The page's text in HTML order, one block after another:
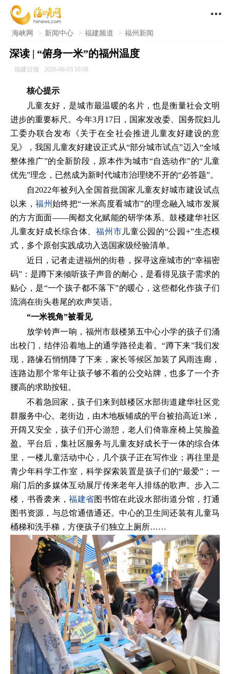

海峡网 > 新闻中心 > 福建频道 > 福州新闻
深读 | “俯身一米”的福州温度
福建日报 2026-06-03 10:08
核心提示
儿童友好，是城市最温暖的名片，也是衡量社会文明
进步的重要标尺。今年3月17日，国家发改委、国务院妇儿
工委办联合发布《关于在全社会推进儿童友好建设的意
见》，我国儿童友好建设正式从“部分城市试点”迈入“全域
整体推广”的全新阶段，原本作为城市“自选动作”的“儿童
优先”理念，已然成为新时代城市治理绕不开的“必答题”。
自2022年被列入全国首批国家儿童友好城市建设试点
以来，福州始终把“一米高度看城市”的理念融入城市发展
的方方面面——闽都文化赋能的研学体系、鼓楼建华社区
儿童友好成长综合体、福州市 儿童公园的“公园+”生态模
式，多个原创实践成功入选国家级经验清单。
近日，记者走进福州的街巷，探寻这座城市的“幸福密
码”：是蹲下来倾听孩子声音的耐心，是看得见孩子需求的
贴心，是“一个孩子都不落下”的暖心，这些都化作孩子们
流淌在街头巷尾的欢声笑语。
“一米视角”被看见
放学铃声一响，福州市鼓楼第五中心小学的孩子们涌
出校门，结伴沿着地上的通学路径走着。“蹲下来”我们发
现，路缘石悄悄降了下来，家长等候区加装了风雨连廊，
连路边那个常年让孩子够不着的公交站牌，也多了一个齐
腰高的求助按钮。
不着急回家，孩子们来到鼓楼区水部街道建华社区党
群服务中心。老街边，由木地板铺成的平台被抬高近1米，
开阔又安全，孩子们开心游憩，老人们倚靠座椅上笑脸盈
盈。平台后，集社区服务与儿童友好成长于一体的综合体
里，一楼儿童活动中心，几个孩子正在写作业；再往里是
青少年科学工作室，科学探索装置是孩子们的“最爱”；一
扇门后的多媒体互动展厅传来老年人排练的歌声。步入二
楼，书香袭来，福建省图书馆在此设水部街道分馆，打通
图书资源，与总馆通借通还。中心的卫生间还装有儿童马
桶梯和洗手梯，方便孩子们独立上厕所……